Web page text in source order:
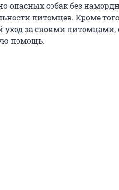
опасных собак без
питомцев. Кроме
за своими питомцами,
помощь.